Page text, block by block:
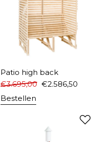
Patio high back
€3.695,00 €2.586,50
Bestellen